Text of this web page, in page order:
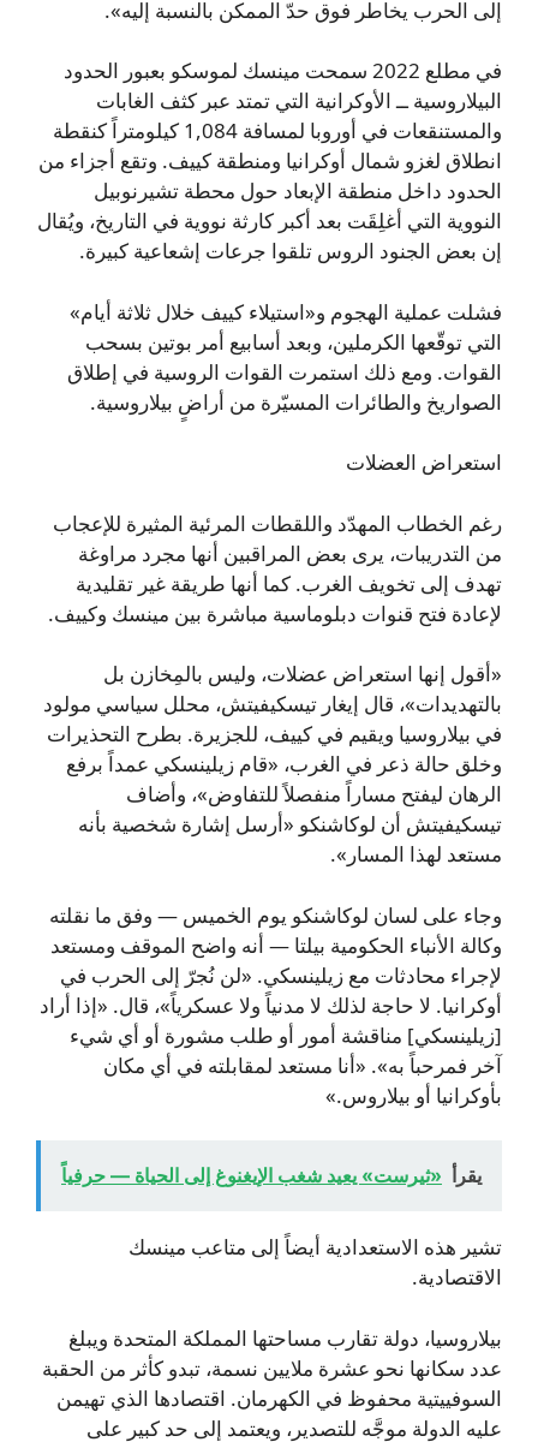
إلى الحرب يخاطر فوق حدّ الممكن بالنسبة إليه».
في مطلع 2022 سمحت مينسك لموسكو بعبور الحدود
البيلاروسية ــ الأوكرانية التي تمتد عبر كثف الغابات
والمستنقعات في أوروبا لمسافة 1,084 كيلومتراً كنقطة
انطلاق لغزو شمال أوكرانيا ومنطقة كييف. وتقع أجزاء من
الحدود داخل منطقة الإبعاد حول محطة تشيرنوبيل
النووية التي أغلِقَت بعد أكبر كارثة نووية في التاريخ، ويُقال
إن بعض الجنود الروس تلقوا جرعات إشعاعية كبيرة.
فشلت عملية الهجوم و«استيلاء كييف خلال ثلاثة أيام»
التي توقّعها الكرملين، وبعد أسابيع أمر بوتين بسحب
القوات. ومع ذلك استمرت القوات الروسية في إطلاق
الصواريخ والطائرات المسيّرة من أراضٍ بيلاروسية.
استعراض العضلات
رغم الخطاب المهدّد واللقطات المرئية المثيرة للإعجاب
من التدريبات، يرى بعض المراقبين أنها مجرد مراوغة
تهدف إلى تخويف الغرب. كما أنها طريقة غير تقليدية
لإعادة فتح قنوات دبلوماسية مباشرة بين مينسك وكييف.
«أقول إنها استعراض عضلات، وليس بالمِخازن بل
بالتهديدات»، قال إيغار تيسكيفيتش، محلل سياسي مولود
في بيلاروسيا ويقيم في كييف، للجزيرة. بطرح التحذيرات
وخلق حالة ذعر في الغرب، «قام زيلينسكي عمداً برفع
الرهان ليفتح مساراً منفصلاً للتفاوض»، وأضاف
تيسكيفيتش أن لوكاشنكو «أرسل إشارة شخصية بأنه
مستعد لهذا المسار».
وجاء على لسان لوكاشنكو يوم الخميس — وفق ما نقلته
وكالة الأنباء الحكومية بيلتا — أنه واضح الموقف ومستعد
لإجراء محادثات مع زيلينسكي. «لن نُجرّ إلى الحرب في
أوكرانيا. لا حاجة لذلك لا مدنياً ولا عسكرياً»، قال. «إذا أراد
[زيلينسكي] مناقشة أمور أو طلب مشورة أو أي شيء
آخر فمرحباً به». «أنا مستعد لمقابلته في أي مكان
بأوكرانيا أو بيلاروس.»
يقرأ «ثيرست» يعيد شغب الإيغنوغ إلى الحياة — حرفياً
تشير هذه الاستعدادية أيضاً إلى متاعب مينسك
الاقتصادية.
بيلاروسيا، دولة تقارب مساحتها المملكة المتحدة ويبلغ
عدد سكانها نحو عشرة ملايين نسمة، تبدو كأثر من الحقبة
السوفييتية محفوظ في الكهرمان. اقتصادها الذي تهيمن
عليه الدولة موجَّه للتصدير، ويعتمد إلى حد كبير على